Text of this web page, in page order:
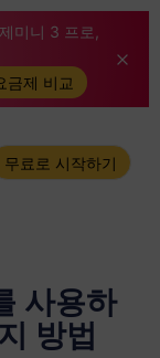
미니 3 프로,
금제 비교
무료로 시작하기
사용하
방법